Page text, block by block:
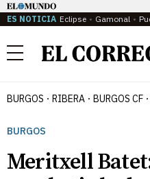
ES NOTICIA Eclipse Gamonal
Menú
BURGOS RIBERA BURGOS CF
BURGOS
Meritxell